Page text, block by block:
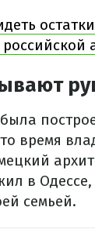
время
в
семьей.